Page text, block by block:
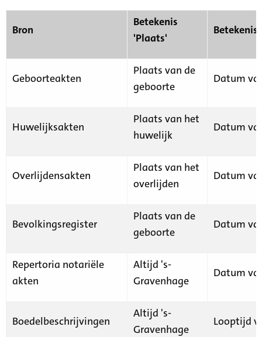
Bron
Betekenis
'Plaats'
Geboorteakten
Plaats van de
geboorte
Datum
Huwelijksakten
Plaats van het
huwelijk
Datum
Overlijdensakten
Plaats van het
overlijden
Datum
Bevolkingsregister
Plaats van de
geboorte
Datum
Repertoria notariële
akten
Altijd 's-
Gravenhage
Datum
Boedelbeschrijvingen
Altijd 's-
Gravenhage
Looptijd